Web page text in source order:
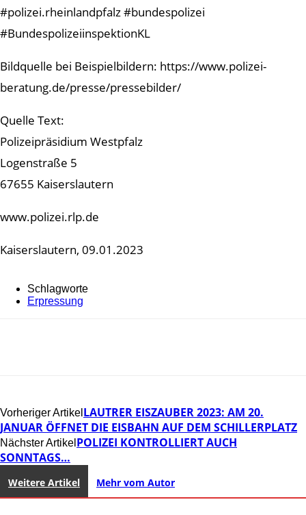
#polizei.rheinlandpfalz #bundespolizei
#BundespolizeiinspektionKL
Bildquelle bei Beispielbildern: https://www.polizei-
beratung.de/presse/pressebilder/
Quelle Text:
Polizeipräsidium Westpfalz
Logenstraße 5
67655 Kaiserslautern
www.polizei.rlp.de
Kaiserslautern, 09.01.2023
Schlagworte
Erpressung
Vorheriger Artikel LAUTRER EISZAUBER 2023: AM 20.
JANUAR ÖFFNET DIE EISBAHN AUF DEM SCHILLERPLATZ
Nächster Artikel POLIZEI KONTROLLIERT AUCH
SONNTAGS…
Weitere Artikel Mehr vom Autor